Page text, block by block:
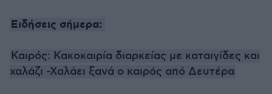
Ειδήσεις σήμερα:
Καιρός: Κακοκαιρία διαρκείας με καταιγίδες και
χαλάζι -Χαλάει ξανά ο καιρός από Δευτέρα